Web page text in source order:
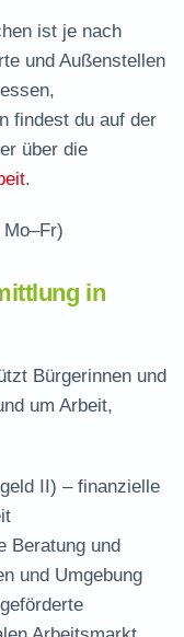
beantragen
Stelle
ist je nach
und Außenstellen
findest du auf der
über die
.
in
Bürgerinnen und
um Arbeit,
II) – finanzielle
Beratung und
und Umgebung